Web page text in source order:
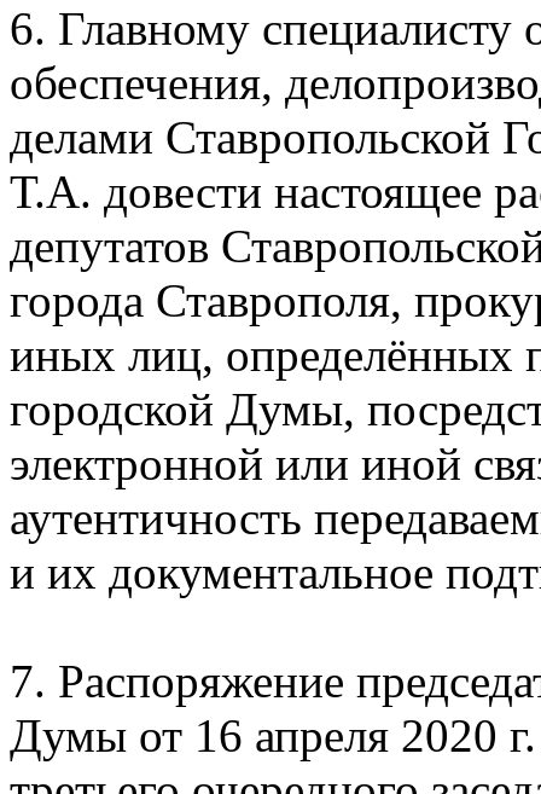
6. Главному специалисту
обеспечения,
делами Ставропольской
Т.А. довести настоящее
депутатов
города Ставрополя,
иных лиц, определённых
городской Думы,
электронной или иной
аутентичность
и их документальное
7. Распоряжение
Думы от 16 апреля 2020